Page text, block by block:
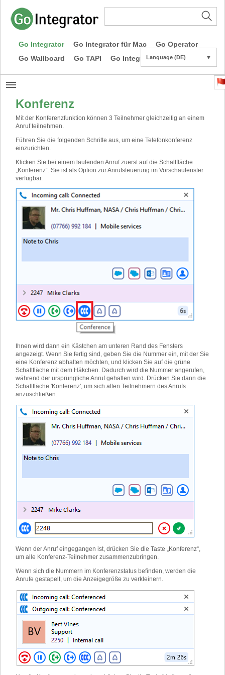
Go Integrator Go Integrator für Mac
Go Operator
Go Wallboard
Go TAPI Go Integrator CE
Language (DE) ▼
Konferenz
Mit der Konferenzfunktion können 3 Teilnehmer gleichzeitig an einem
Anruf teilnehmen.
Führen Sie die folgenden Schritte aus, um eine Telefonkonferenz
einzurichten.
Klicken Sie bei einem laufenden Anruf zuerst auf die Schaltfläche
„Konferenz“. Sie ist als Option zur Anrufsteuerung im Vorschaufenster
verfügbar.
Ihnen wird dann ein Kästchen am unteren Rand des Fensters
angezeigt. Wenn Sie fertig sind, geben Sie die Nummer ein, mit der Sie
eine Konferenz abhalten möchten, und klicken Sie auf die grüne
Schaltfläche mit dem Häkchen. Dadurch wird die Nummer angerufen,
während der ursprüngliche Anruf gehalten wird. Drücken Sie dann die
Schaltfläche 'Konferenz', um sich allen Teilnehmern des Anrufs
anzuschließen.
Wenn der Anruf eingegangen ist, drücken Sie die Taste „Konferenz“,
um alle Konferenz-Teilnehmer zusammenzubringen.
Wenn sich die Nummern im Konferenzstatus befinden, werden die
Anrufe gestapelt, um die Anzeigegröße zu verkleinern.